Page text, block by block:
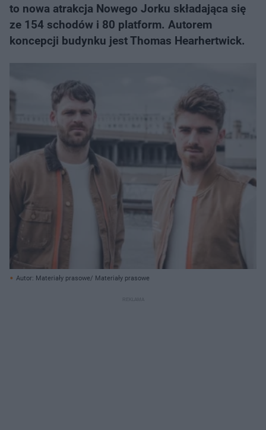
to nowa atrakcja Nowego Jorku składająca się
ze 154 schodów i 80 platform. Autorem
koncepcji budynku jest Thomas Hearhertwick.
Autor: Materiały prasowe/ Materiały prasowe